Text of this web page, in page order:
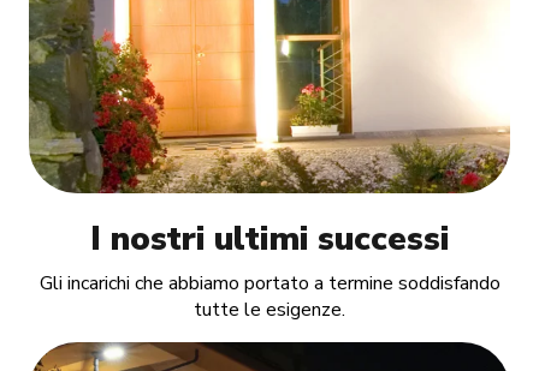
I nostri ultimi successi
Gli incarichi che abbiamo portato a termine soddisfando
tutte le esigenze.